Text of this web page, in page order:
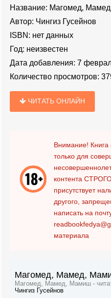
Название: Магомед,
Автор: Чингиз Гусейнов
ISBN: нет данных
Год: неизвестен
Дата добавления: 7
Количество просмотров:
ЧИТАТЬ ОНЛАЙН
Внимание! Книга
только для
контента
присутствует
другого,
написать на
материала
Магомед, Мамед,
Магомед, Мамед, Мамиш -
Чингиз Гусейнов